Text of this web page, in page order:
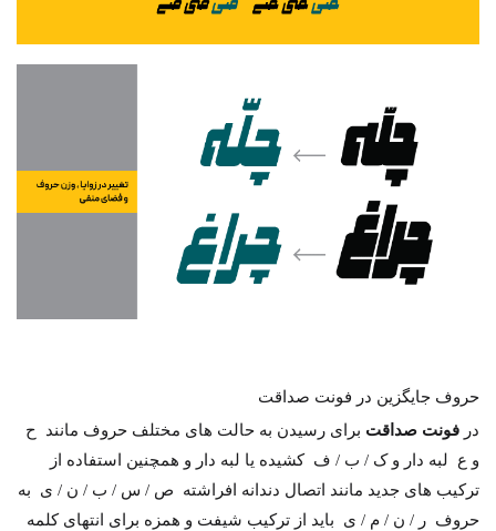
حروف جایگزین در فونت صداقت
در فونت صداقت برای رسیدن به حالت های مختلف حروف مانند ح
و ع لبه دار و ک / ب / ف کشیده یا لبه دار و همچنین استفاده از
ترکیب های جدید مانند اتصال دندانه افراشته ص / س / ب / ن / ی به
حروف ر / ن / م / ی باید از ترکیب شیفت و همزه برای انتهای کلمه